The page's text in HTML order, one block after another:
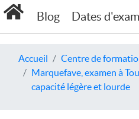
Blog Dates
Accueil
Centre de
Marquefave, examen à
capacité légère et lourde